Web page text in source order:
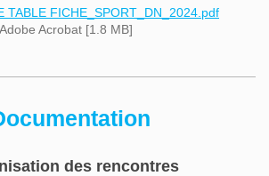
TABLE FICHE_SPORT_DN_2024.pdf
Acrobat [1.8 MB]
des rencontres